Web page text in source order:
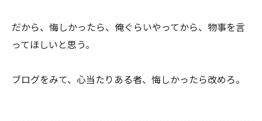
だから、悔しかったら、俺ぐらいやってから、物事を言
ってほしいと思う。
ブログをみて、心当たりある者、悔しかったら改めろ。